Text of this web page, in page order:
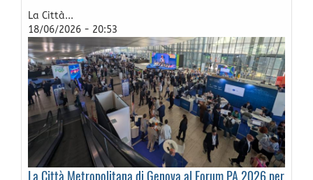
La Città...
18/06/2026 - 20:53
La Città Metropolitana di Genova al Forum PA 2026 per